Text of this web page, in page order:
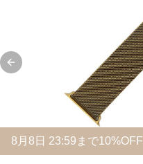
Previous slide
8 月 8 日 23:59まで10%OFF